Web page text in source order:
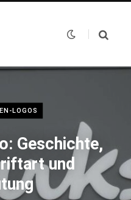
LOGOS
Geschichte,
und